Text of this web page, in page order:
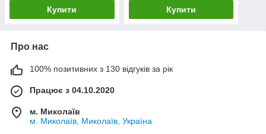
Купити Купити
Про нас
100% позитивних з 130 відгуків за рік
Працює з 04.10.2020
м. Миколаїв
м. Миколаїв, Миколаїв, Україна